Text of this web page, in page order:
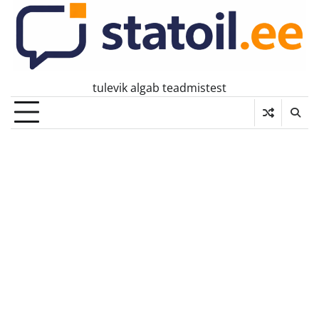
Skip
content
tulevik algab teadmistest